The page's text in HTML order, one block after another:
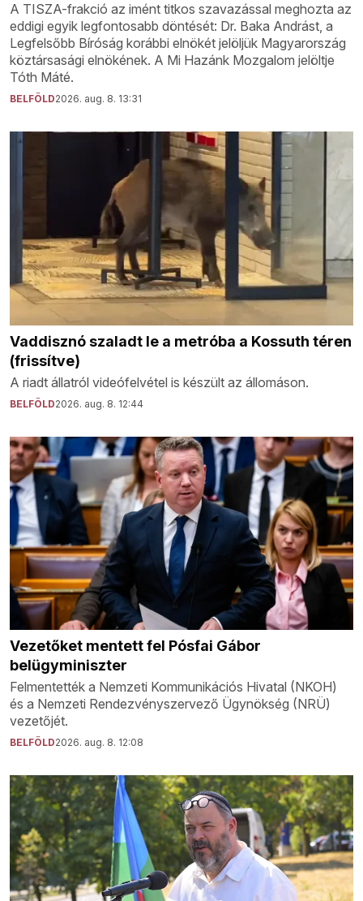
A TISZA-frakció az imént titkos szavazással meghozta az
eddigi egyik legfontosabb döntését: Dr. Baka Andrást, a
Legfelsőbb Bíróság korábbi elnökét jelöljük Magyarország
köztársasági elnökének. A Mi Hazánk Mozgalom jelöltje
Tóth Máté.
BELFÖLD2026. aug. 8. 13:31
Vaddisznó szaladt le a metróba a Kossuth téren
(frissítve)
A riadt állatról videófelvétel is készült az állomáson.
BELFÖLD2026. aug. 8. 12:44
Vezetőket mentett fel Pósfai Gábor
belügyminiszter
Felmentették a Nemzeti Kommunikációs Hivatal (NKOH)
és a Nemzeti Rendezvényszervező Ügynökség (NRÜ)
vezetőjét.
BELFÖLD2026. aug. 8. 12:08